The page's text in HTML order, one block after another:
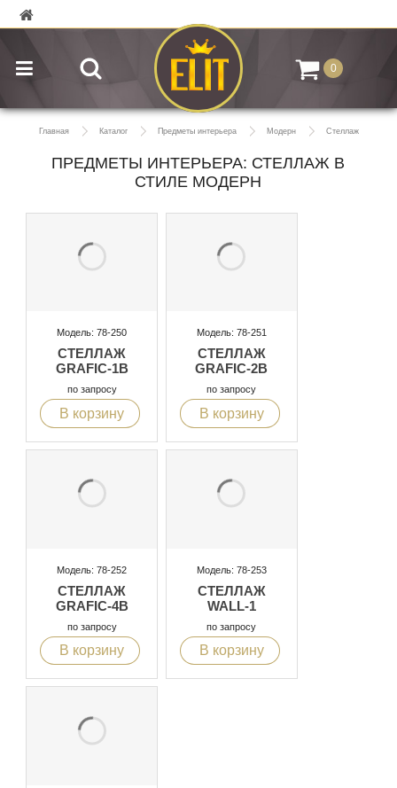
0
Главная Каталог Предметы интерьера Модерн Стеллаж
ПРЕДМЕТЫ ИНТЕРЬЕРА: СТЕЛЛАЖ В
СТИЛЕ МОДЕРН
Модель: 78-250
СТЕЛЛАЖ
GRAFIC-1B
по запросу
В корзину
Модель: 78-251
СТЕЛЛАЖ
GRAFIC-2B
по запросу
В корзину
Модель: 78-252
СТЕЛЛАЖ
GRAFIC-4B
по запросу
В корзину
Модель: 78-253
СТЕЛЛАЖ
WALL-1
по запросу
В корзину